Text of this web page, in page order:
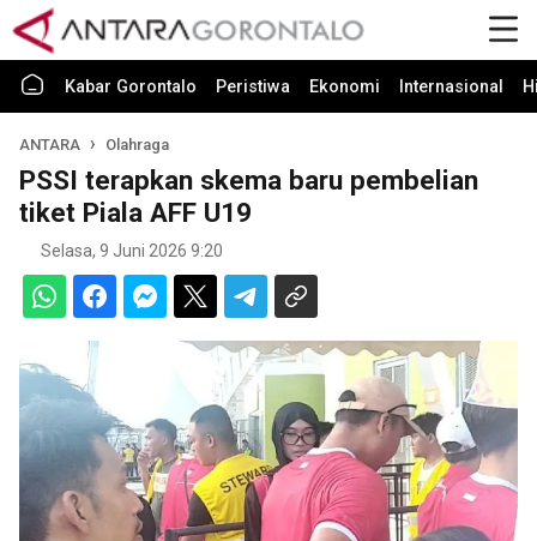
Kabar Gorontalo Peristiwa Ekonomi Internasional
ANTARA Olahraga
PSSI terapkan skema baru pembelian
tiket Piala AFF U19
Selasa, 9 Juni 2026 9:20